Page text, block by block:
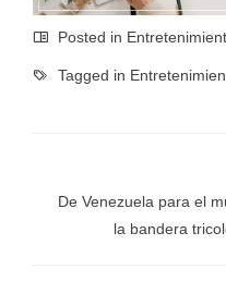
Posted in
Tagged in
De Venezuela para el
la bandera